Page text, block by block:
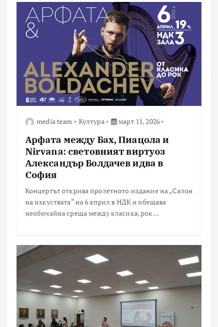
media team Култура март 11, 2026
Арфата между Бах, Пиацола и
Nirvana: световният виртуоз
Александър Болдачев идва в
София
Концертът открива пролетното издание на „Салон
на изкуствата“ на 6 април в НДК и обещава
необичайна среща между класика, рок…